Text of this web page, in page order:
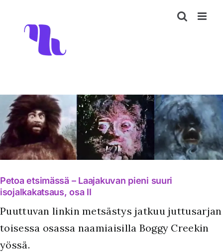
content
Petoa etsimässä – Laajakuvan pieni suuri
isojalkakatsaus, osa II
Puuttuvan linkin metsästys jatkuu juttusarjan
toisessa osassa naamiaisilla Boggy Creekin
yössä.